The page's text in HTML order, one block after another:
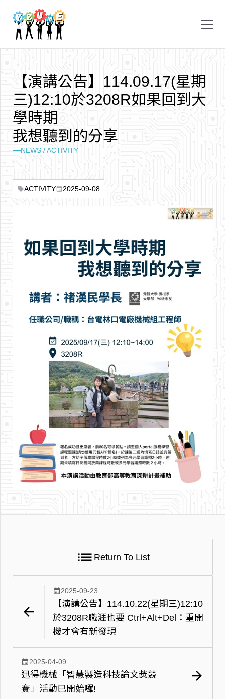
NEWS / ACTIVITY
【演講公告】 114.09.17(星期
三)12:10於3208R如果回到 大
學時期
我想聽到 的分享
sellACTIVITYcalendar_month 2025-09-08
arrow_back
calendar_month2025-09-23
【演講公告】114.10.22(星期三)12:10
於3208R職涯也要 Ctrl+Alt+Del：重開
機才會有新發現
list Return To List
arrow_forward
calendar_month2025-04-09
迅得機械「智慧製造科技論文獎競
賽」活動已開始囉!